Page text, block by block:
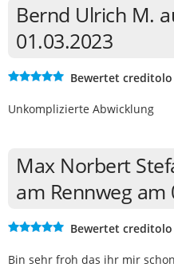
Bernd Ulrich M.
01.03.2023
Bewertet
Unkomplizierte Abwicklung
Max Norbert
am Rennweg am
Bewertet
Bin sehr froh das ihr mir